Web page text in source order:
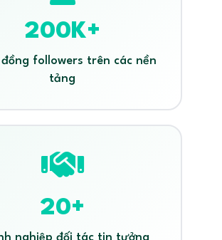
200K+
đồng followers trên các nền
tảng
20+